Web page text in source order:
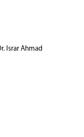
Israr Ahmad